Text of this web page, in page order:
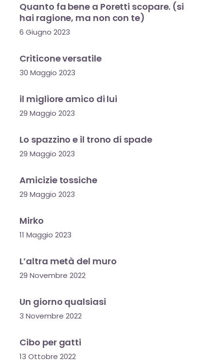
Quanto fa bene a Poretti scopare. (si
hai ragione, ma non con te)
6 Giugno 2023
Criticone versatile
30 Maggio 2023
il migliore amico di lui
29 Maggio 2023
Lo spazzino e il trono di spade
29 Maggio 2023
Amicizie tossiche
29 Maggio 2023
Mirko
11 Maggio 2023
L’altra metà del muro
29 Novembre 2022
Un giorno qualsiasi
3 Novembre 2022
Cibo per gatti
13 Ottobre 2022